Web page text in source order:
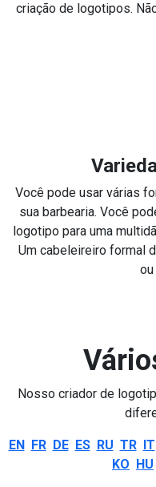
criação de logotipos.
Você pode usar várias
sua barbearia. Você
logotipo para uma
Um cabeleireiro formal
Nosso criador de
EN FR DE ES RU TR IT
KO HU